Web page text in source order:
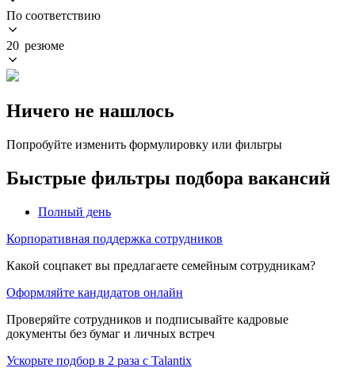
По соответствию
20 резюме
Ничего не нашлось
Попробуйте изменить формулировку или фильтры
Быстрые фильтры подбора вакансий
Полный день
Корпоративная поддержка сотрудников
Какой соцпакет вы предлагаете семейным сотрудникам?
Оформляйте кандидатов онлайн
Проверяйте сотрудников и подписывайте кадровые
документы без бумаг и личных встреч
Ускорьте подбор в 2 раза с Talantix